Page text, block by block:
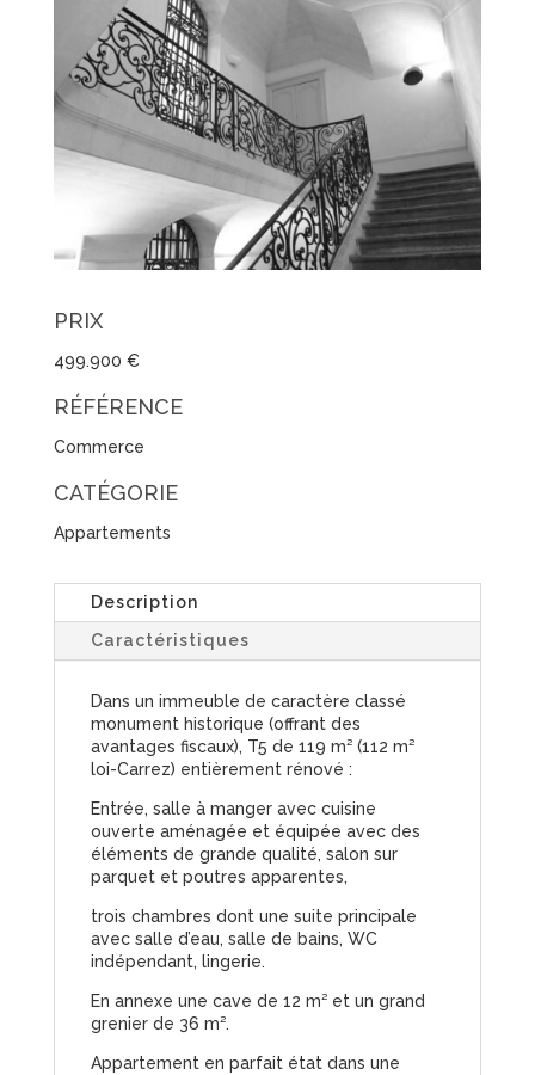
PRIX
499.900 €
RÉFÉRENCE
Commerce
CATÉGORIE
Appartements
Description
Caractéristiques
Dans un immeuble de caractère classé
monument historique (offrant des
avantages fiscaux), T5 de 119 m² (112 m²
loi-Carrez) entièrement rénové :
Entrée, salle à manger avec cuisine
ouverte aménagée et équipée avec des
éléments de grande qualité, salon sur
parquet et poutres apparentes,
trois chambres dont une suite principale
avec salle d’eau, salle de bains, WC
indépendant, lingerie.
En annexe une cave de 12 m² et un grand
grenier de 36 m².
Appartement en parfait état dans une